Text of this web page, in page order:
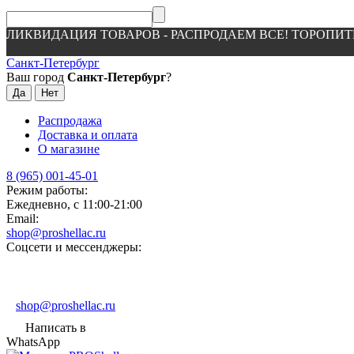
ЛИКВИДАЦИЯ ТОВАРОВ - РАСПРОДАЕМ ВСЕ!
Санкт-Петербург
Ваш город Санкт-Петербург?
Распродажа
Доставка и оплата
О магазине
8 (965) 001-45-01
Режим работы:
Ежедневно, с 11:00-21:00
Email:
shop@proshellac.ru
Соцсети и мессенджеры:
shop@proshellac.ru
Написать в
WhatsApp